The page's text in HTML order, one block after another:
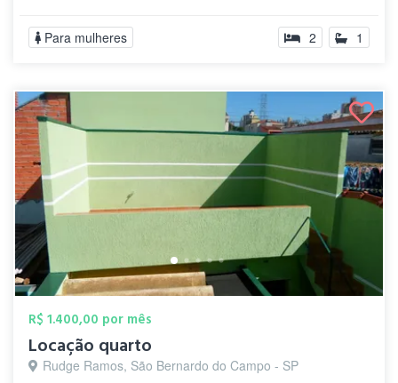
Para mulheres 2 1
R$ 1.400,00 por mês
Locação quarto
Rudge Ramos, São Bernardo do Campo - SP